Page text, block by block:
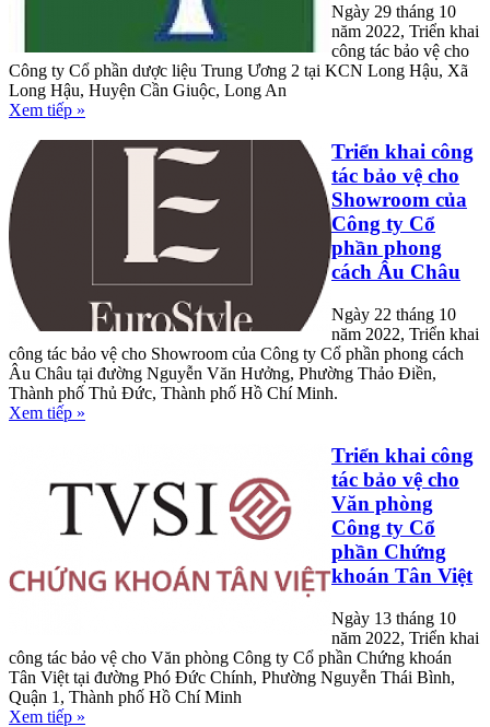
Ngày 29 tháng 10
năm 2022, Triển khai
công tác bảo vệ cho
Công ty Cổ phần dược liệu Trung Ương 2 tại KCN Long Hậu, Xã
Long Hậu, Huyện Cần Giuộc, Long An
Xem tiếp »
Triển khai công
tác bảo vệ cho
Showroom của
Công ty Cổ
phần phong
cách Âu Châu
Ngày 22 tháng 10
năm 2022, Triển khai
công tác bảo vệ cho Showroom của Công ty Cổ phần phong cách
Âu Châu tại đường Nguyễn Văn Hưởng, Phường Thảo Điền,
Thành phố Thủ Đức, Thành phố Hồ Chí Minh.
Xem tiếp »
Triển khai công
tác bảo vệ cho
Văn phòng
Công ty Cổ
phần Chứng
khoán Tân Việt
Ngày 13 tháng 10
năm 2022, Triển khai
công tác bảo vệ cho Văn phòng Công ty Cổ phần Chứng khoán
Tân Việt tại đường Phó Đức Chính, Phường Nguyễn Thái Bình,
Quận 1, Thành phố Hồ Chí Minh
Xem tiếp »